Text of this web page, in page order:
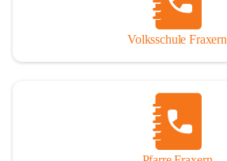
Volksschule Fraxern